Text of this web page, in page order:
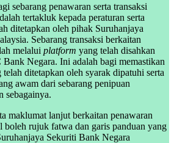
sebarang penawaran serta transaksi
tertakluk kepada peraturan serta
ditetapkan oleh pihak Suruhanjaya
Sebarang transaksi berkaitan
melalui platform yang telah disahkan
Bank Negara. Ini adalah bagi memastikan
telah ditetapkan oleh syarak dipatuhi serta
awam dari sebarang penipuan
sebagainya.
maklumat lanjut berkaitan penawaran
boleh rujuk fatwa dan garis panduan yang
Sekuriti Bank Negara